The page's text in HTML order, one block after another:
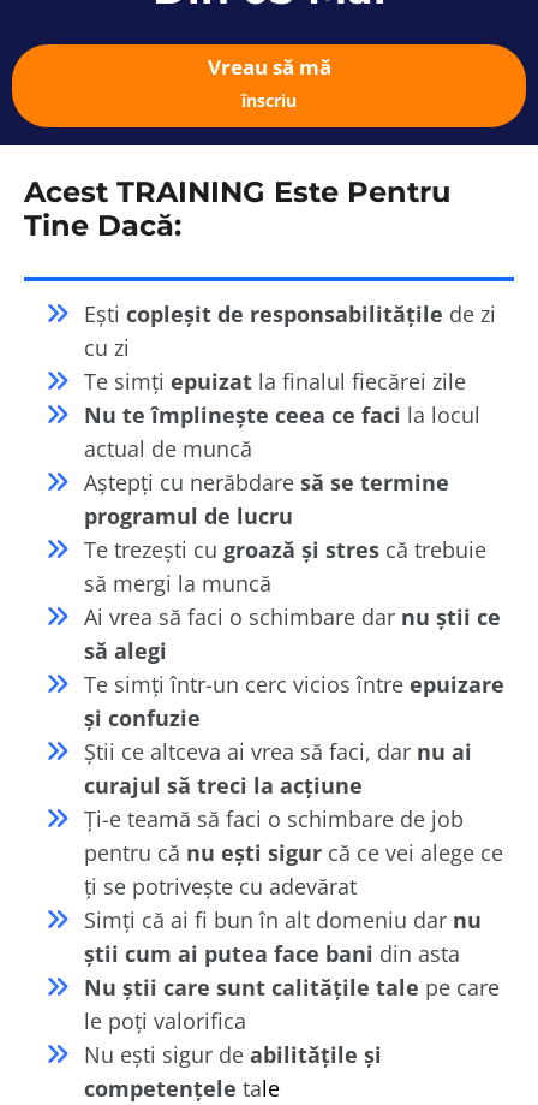
Vreau să mă
înscriu
Acest TRAINING Este Pentru
Tine Dacă:
Ești copleșit de responsabilitățile de zi
cu zi
Te simți epuizat la finalul fiecărei zile
Nu te împlinește ceea ce faci la locul
actual de muncă
Aștepți cu nerăbdare să se termine
programul de lucru
Te trezești cu groază și stres că trebuie
să mergi la muncă
Ai vrea să faci o schimbare dar nu știi ce
să alegi
Te simți într-un cerc vicios între epuizare
și confuzie
Știi ce altceva ai vrea să faci, dar nu ai
curajul să treci la acțiune
Ți-e teamă să faci o schimbare de job
pentru că nu ești sigur că ce vei alege ce
ți se potrivește cu adevărat
Simți că ai fi bun în alt domeniu dar nu
știi cum ai putea face bani din asta
Nu știi care sunt calitățile tale pe care
le poți valorifica
Nu ești sigur de abilitățile și
competențele tale